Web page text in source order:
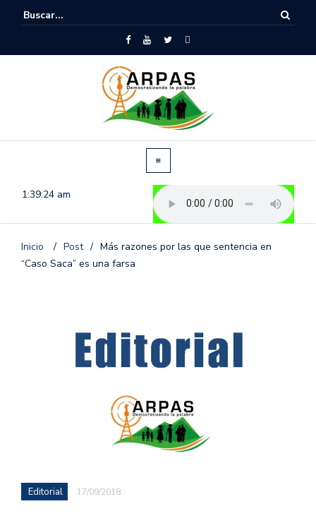
1:39:25 am
Inicio / Post / Más razones por las que sentencia en
“Caso Saca” es una farsa
Editorial 17/09/2018